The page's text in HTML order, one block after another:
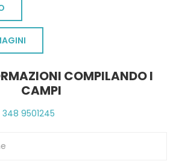
COMPILANDO I
CAMPI
348 9501245